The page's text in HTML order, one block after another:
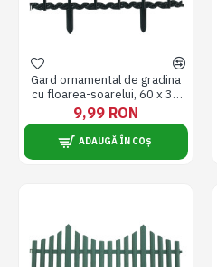
Gard ornamental de gradina
cu floarea-soarelui, 60 x 30
cm, rezistent la conditii
meteorologice, usor de
montat, element decorativ
pentru gradina
9,99 RON
ADAUGĂ ÎN COȘ